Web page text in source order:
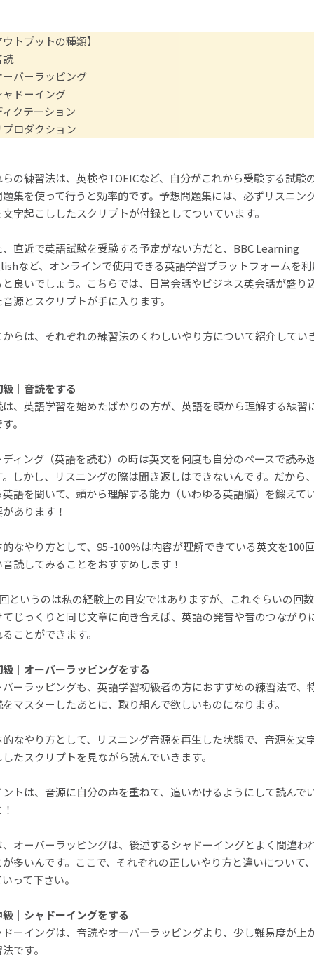
トプットの種類】
読
ーバーラッピング
ャドーイング
クテーション
ロダクション
の練習法は、英検やTOEICなど、自分がこれから受験する試験
集を使って行うと効率的です。予想問題集には、必ずリスニン
字起こししたスクリプトが付録としてついています。
直近で英語試験を受験する予定がない方だと、BBC Learning
など、オンラインで使用できる英語学習プラットフォームを
良いでしょう。こちらでは、日常会話やビジネス英会話が盛り
源とスクリプトが手に入ります。
からは、それぞれの練習法のくわしいやり方について紹介してい
級｜音読をする
は、英語学習を始めたばかりの方が、英語を頭から理解する練習
。
ィング（英語を読む）の時は英文を何度も自分のペースで読み
しかし、リスニングの際は聞き返しはできないんです。だから
語を聞いて、頭から理解する能力（いわゆる英語脳）を鍛えて
あります！
なやり方として、95~100％は内容が理解できている英文を100
読してみることをおすすめします！
というのは私の経験上の目安ではありますが、これぐらいの回
てじっくりと同じ文章に向き合えば、英語の発音や音のつながり
ことができます。
級｜オーバーラッピングをする
ーラッピングも、英語学習初級者の方におすすめの練習法で、
マスターしたあとに、取り組んで欲しいものになります。
なやり方として、リスニング音源を再生した状態で、音源を文
たスクリプトを見ながら読んでいきます。
トは、音源に自分の声を重ねて、追いかけるようにして読んで
オーバーラッピングは、後述するシャドーイングとよく間違わ
多いんです。ここで、それぞれの正しいやり方と違いについて
って下さい。
級｜シャドーイングをする
ーイングは、音読やオーバーラッピングより、少し難易度が上
です。